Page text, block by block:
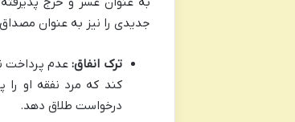
جدیدی را نیز به عنوان مصداق
ترک انفاق:عدم پرداخت
کند که مرد نفقه او
درخواست طلاق دهد.